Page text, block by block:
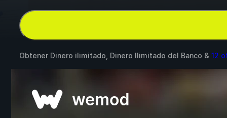
Obtener Dinero ilimitado, Dinero Ilimitado del Banco & 12